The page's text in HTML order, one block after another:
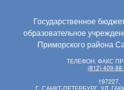
Государственное
образовательное
Приморского района
ТЕЛЕФОН, ФАКС
(812) 409-
197227,
Г. САНКТ-ПЕТЕРБУРГ, УЛ.